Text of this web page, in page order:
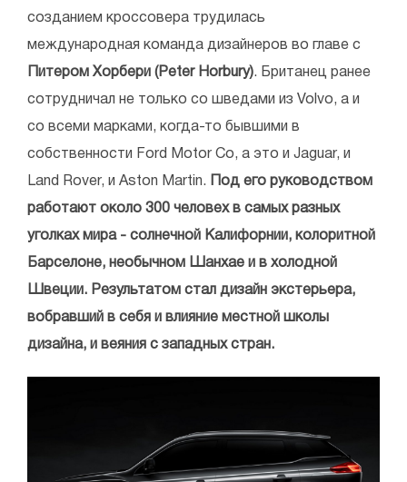
созданием кроссовера трудилась
международная команда дизайнеров во главе с
Питером Хорбери (Peter Horbury). Британец ранее
сотрудничал не только со шведами из Volvo, а и
со всеми марками, когда-то бывшими в
собственности Ford Motor Co, а это и Jaguar, и
Land Rover, и Aston Martin. Под его руководством
работают около 300 человех в самых разных
уголках мира - солнечной Калифорнии, колоритной
Барселоне, необычном Шанхае и в холодной
Швеции. Результатом стал дизайн экстерьера,
вобравший в себя и влияние местной школы
дизайна, и веяния с западных стран.